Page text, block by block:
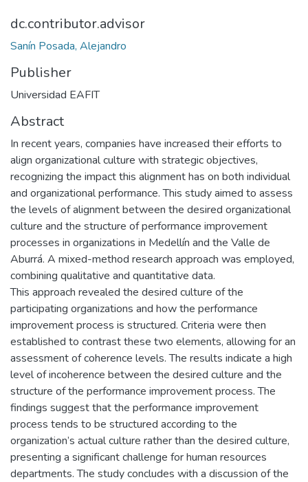
dc.contributor.advisor
Sanín Posada, Alejandro
Publisher
Universidad EAFIT
Abstract
In recent years, companies have increased their efforts to
align organizational culture with strategic objectives,
recognizing the impact this alignment has on both individual
and organizational performance. This study aimed to assess
the levels of alignment between the desired organizational
culture and the structure of performance improvement
processes in organizations in Medellín and the Valle de
Aburrá. A mixed-method research approach was employed,
combining qualitative and quantitative data.
This approach revealed the desired culture of the
participating organizations and how the performance
improvement process is structured. Criteria were then
established to contrast these two elements, allowing for an
assessment of coherence levels. The results indicate a high
level of incoherence between the desired culture and the
structure of the performance improvement process. The
findings suggest that the performance improvement
process tends to be structured according to the
organization’s actual culture rather than the desired culture,
presenting a significant challenge for human resources
departments. The study concludes with a discussion of the